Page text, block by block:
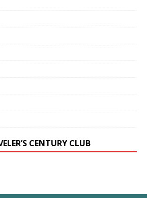
CENTURY CLUB